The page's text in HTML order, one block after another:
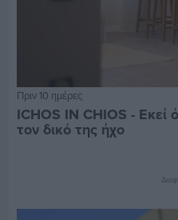
Πριν 10 ημέρες
ICHOS IN CHIOS - Εκεί
τον δικό της ήχο